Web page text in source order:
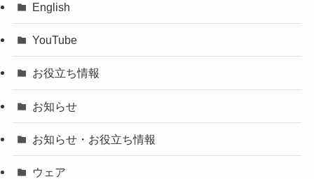
English
YouTube
お役立ち情報
お知らせ
お知らせ・お役立ち情報
ウェア